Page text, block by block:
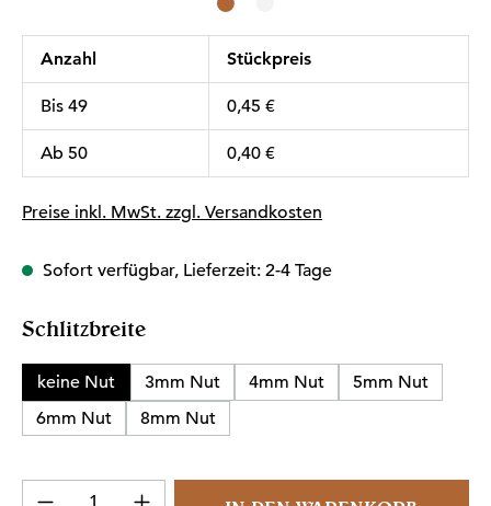
Anzahl Stückpreis
Bis 49 0,45 €
Ab 50 0,40 €
Preise inkl. MwSt. zzgl. Versandkosten
Sofort verfügbar, Lieferzeit: 2-4 Tage
Schlitzbreiteauswählen
keine Nut 3mm Nut 4mm Nut
5mm Nut
6mm Nut
8mm Nut
Produkt Anzahl: Gib den gewünschten